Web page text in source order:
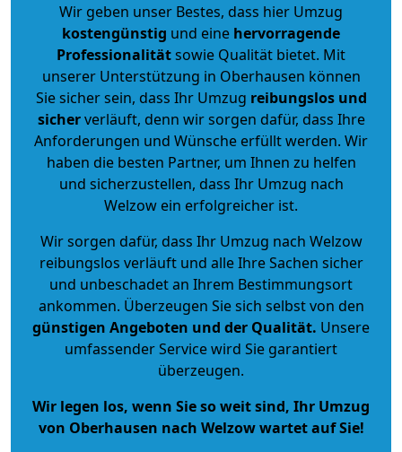
Wir geben unser Bestes, dass hier Umzug
kostengünstig und eine hervorragende
Professionalitätsowie Qualität bietet. Mit
unserer Unterstützung in Oberhausen können
Sie sicher sein, dass Ihr Umzug reibungslos und
sicherverläuft, denn wir sorgen dafür, dass Ihre
Anforderungen und Wünsche erfüllt werden. Wir
haben die besten Partner, um Ihnen zu helfen
und sicherzustellen, dass Ihr Umzug nach
Welzow ein erfolgreicher ist.
Wir sorgen dafür, dass Ihr Umzug nach Welzow
reibungslos verläuft und alle Ihre Sachen sicher
und unbeschadet an Ihrem Bestimmungsort
ankommen. Überzeugen Sie sich selbst von den
günstigen Angeboten und der Qualität. Unsere
umfassender Service wird Sie garantiert
überzeugen.
Wir legen los, wenn Sie so weit sind, Ihr Umzug
von Oberhausen nach Welzow wartet auf Sie!